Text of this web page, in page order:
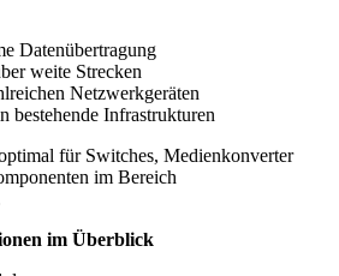
Datenübertragung
weite Strecken
Netzwerkgeräten
bestehende Infrastrukturen
für Switches, Medienkonverter
im Bereich
im Überblick